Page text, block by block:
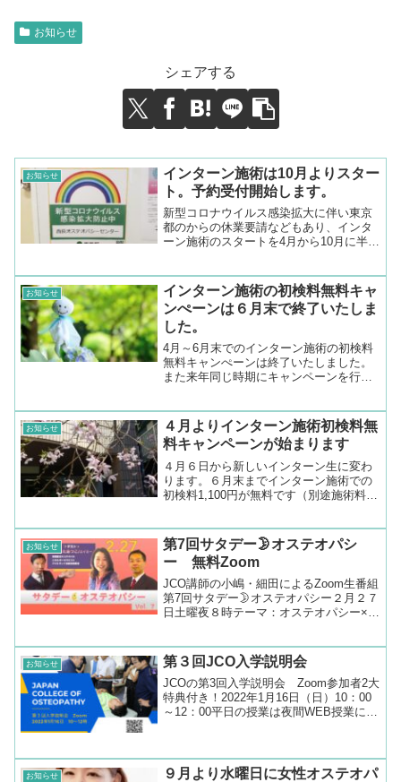
お知らせ
シェアする
お知らせ
インターン施術は10月よりスター
ト。予約受付開始します。
新型コロナウイルス感染拡大に伴い東京
都のからの休業要請などもあり、インタ
ーン施術のスタートを4月から10月に半期
インターン施術の予約も受け付けていま
す。
お知らせ
インターン施術の初検料無料キャ
ンぺーンは６月末で終了いたしま
した。
4月～6月末でのインターン施術の初検料
無料キャンぺーンは終了いたしました。
また来年同じ時期にキャンペーンを行う
ともメンテナンスとして、姿勢のチェッ
クとしても活用いただけ...
お知らせ
４月よりインターン施術初検料無
料キャンペーンが始まります
４月６日から新しいインターン生に変わ
ります。６月末までインターン施術での
初検料1,100円が無料です（別途施術料
を体験していただければと思います。な
お西荻オステオ...
お知らせ
第7回サタデー🌛オステオパシ
ー 無料Zoom
JCO講師の小嶋・細田によるZoom生番組
第7回サタデー🌛オステオパシー２月２７
日土曜夜８時テーマ：オステオパシー×こ
津子)イギリス、チェスター市在住。オス
テオパス...
お知らせ 第３回JCO入学説明会
JCOの第3回入学説明会 Zoom参加者2大
特典付き！2022年1月16日（日）10：00
～12：00平日の授業は夜間WEB授業に統
お知らせ ９月より水曜日に女性オステオパ